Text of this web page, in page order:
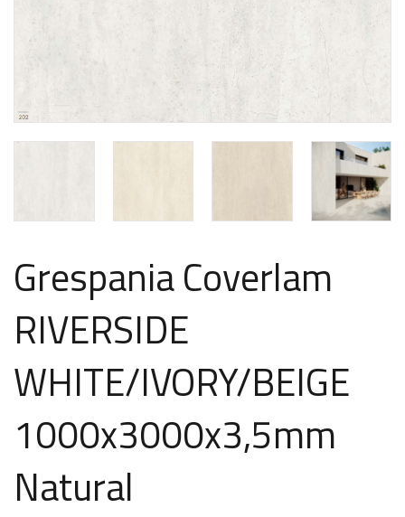
Grespania Coverlam
RIVERSIDE
WHITE/IVORY/BEIGE
1000x3000x3,5mm
Natural